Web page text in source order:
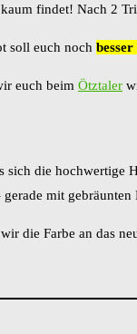
findet! Nach 2
soll euch noch
euch beim Ötztaler
sich die hochwertige
mit
die Farbe an das